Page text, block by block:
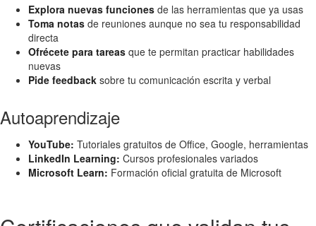
Explora nuevas funciones de las herramientas que ya usas
Toma notas de reuniones aunque no sea tu responsabilidad
directa
Ofrécete para tareas que te permitan practicar habilidades
nuevas
Pide feedback sobre tu comunicación escrita y verbal
Autoaprendizaje
YouTube: Tutoriales gratuitos de Office, Google, herramientas
LinkedIn Learning: Cursos profesionales variados
Microsoft Learn: Formación oficial gratuita de Microsoft